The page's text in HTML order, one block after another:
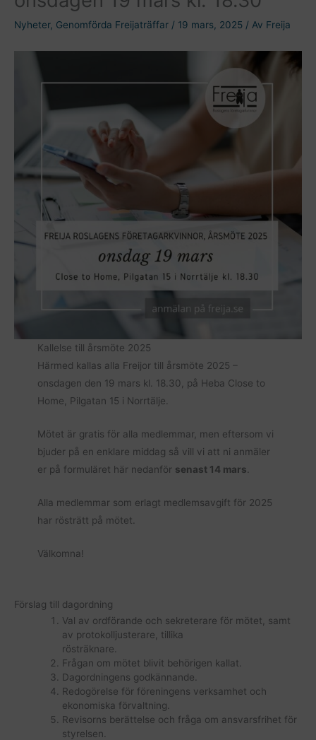
Nyheter, Genomförda Freijaträffar / 19 mars, 2025 / Av Freija
Kallelse till årsmöte 2025
Härmed kallas alla Freijor till årsmöte 2025 –
onsdagen den 19 mars kl. 18.30, på Heba Close to
Home, Pilgatan 15 i Norrtälje.
Mötet är gratis för alla medlemmar, men eftersom vi
bjuder på en enklare middag så vill vi att ni anmäler
er på formuläret här nedanför senast 14 mars
Alla medlemmar som erlagt medlemsavgift för 2025
har rösträtt på mötet.
Välkomna!
Förslag till dagordning
Val av ordförande och sekreterare för mötet, samt
av protokolljusterare, tillika
rösträknare.
Frågan om mötet blivit behörigen kallat.
Dagordningens godkännande.
Redogörelse för föreningens verksamhet och
ekonomiska förvaltning.
Revisorns berättelse och fråga om ansvarsfrihet för
styrelsen.